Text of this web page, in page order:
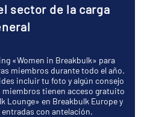
sector de la carga
«Women in Breakbulk» para
miembros durante todo el año.
incluir tu foto y algún consejo
miembros tienen acceso gratuito
Lounge» en Breakbulk Europe y
con antelación.